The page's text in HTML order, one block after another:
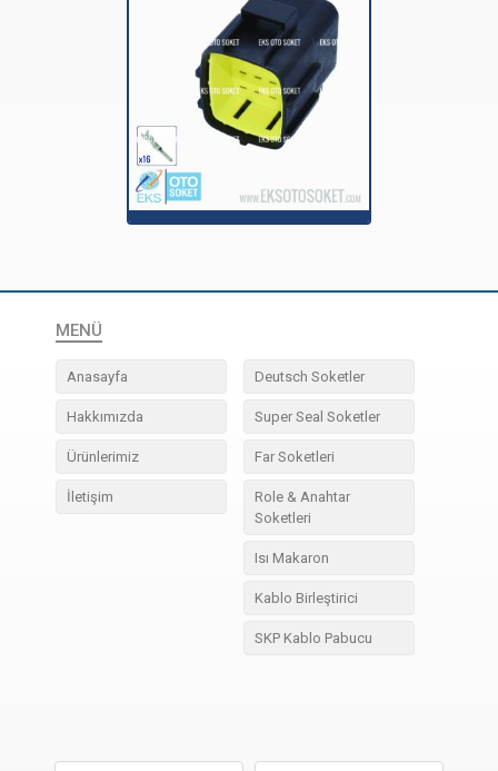
16C021EDM
MENÜ
Anasayfa
Hakkımızda
Ürünlerimiz
İletişim
Deutsch Soketler
Super Seal Soketler
Far Soketleri
Role & Anahtar
Soketleri
Isı Makaron
Kablo Birleştirici
SKP Kablo Pabucu